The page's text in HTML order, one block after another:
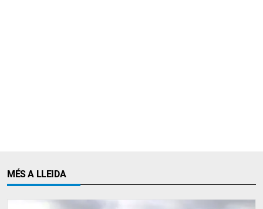
MÉS A LLEIDA